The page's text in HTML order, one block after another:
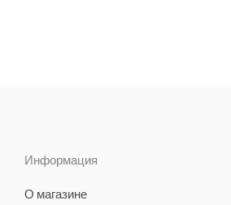
Информация
О магазине